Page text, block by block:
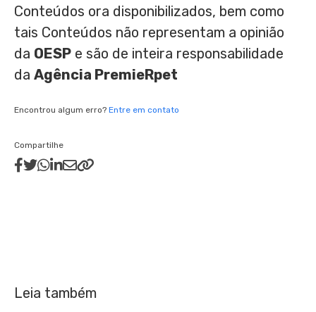
Conteúdos ora disponibilizados, bem como
tais Conteúdos não representam a opinião
da OESP e são de inteira responsabilidade
da Agência PremieRpet
Encontrou algum erro? Entre em contato
Compartilhe
Leia também